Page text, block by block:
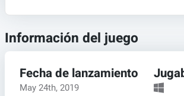
Información del juego
Fecha de lanzamiento
May 24th, 2019